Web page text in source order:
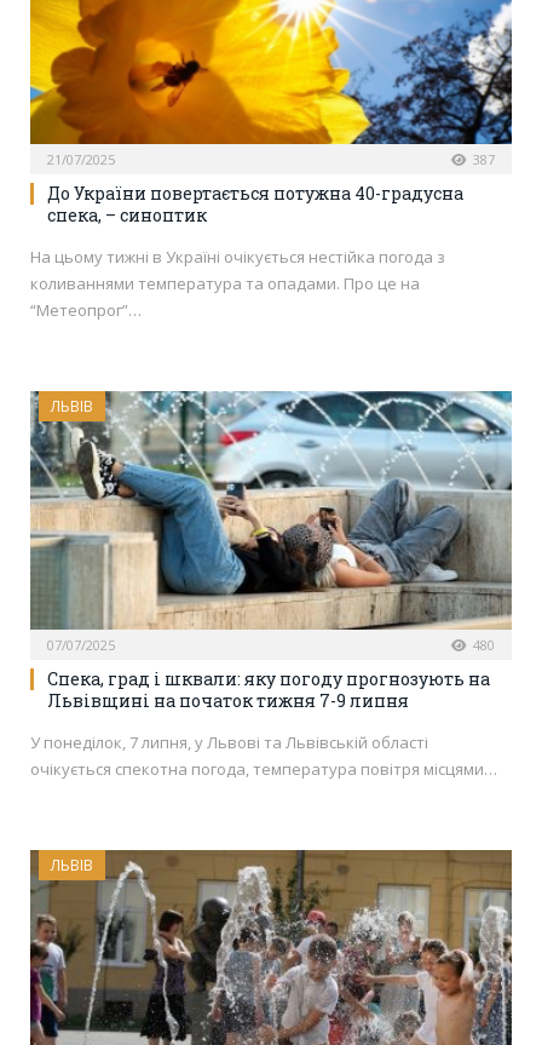
21/07/2025 387
До України повертається потужна 40-градусна
спека, – синоптик
На цьому тижні в Україні очікується нестійка погода з
коливаннями температура та опадами. Про це на
“Метеопрог”…
ЛЬВІВ
07/07/2025 480
Спека, град і шквали: яку погоду прогнозують на
Львівщині на початок тижня 7-9 липня
У понеділок, 7 липня, у Львові та Львівській області
очікується спекотна погода, температура повітря місцями…
ЛЬВІВ